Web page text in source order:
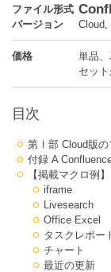
ファイル形式
バージョン Cloud,
価格
単品
セット
目次
第Ⅰ部 Cloud版の
付録 A
【掲載マクロ例】
iframe
Livesearch
Office Excel
タスクレポー
チャート
最近の更新